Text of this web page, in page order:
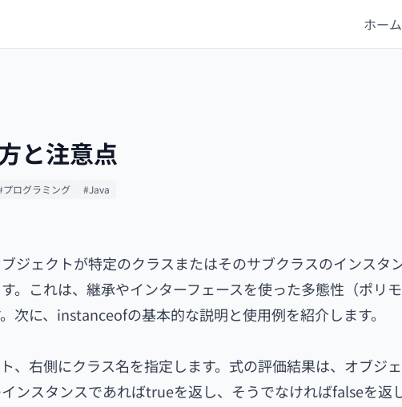
ホーム
と注意点
プログラミング #Java
ジェクトが特定のクラスまたはそのサブクラスのインスタ
。これは、継承やインターフェースを使った多態性（ポリ
次に、instanceofの基本的な説明と使用例を紹介します。
、右側にクラス名を指定します。式の評価結果は、オブジ
ンスタンスであればtrueを返し、そうでなければfalseを返